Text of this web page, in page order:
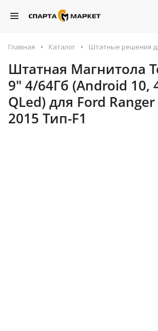
Главная Каталог Штатные решения
Штатная Магнитола
9" 4/64Гб (Android 10,
QLed) для Ford
2015 Тип-F1